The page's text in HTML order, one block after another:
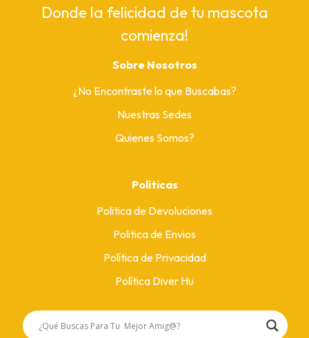
Donde la felicidad de tu mascota
comienza!
Sobre Nosotros
¿No Encontraste lo que Buscabas?
Nuestras Sedes
Quienes Somos?
Políticas
Politica de Devoluciones
Politica de Envios
Política de Privacidad
Política Diver Hu